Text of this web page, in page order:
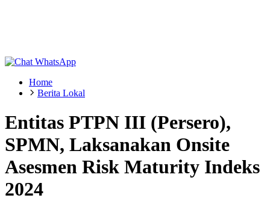
Home
Berita Lokal
Entitas PTPN III (Persero),
SPMN, Laksanakan Onsite
Asesmen Risk Maturity Indeks
2024